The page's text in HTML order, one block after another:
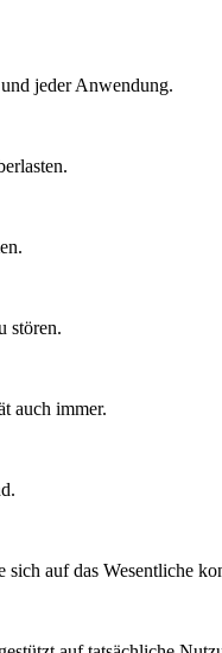
jeder Anwendung.
stören.
auch immer.
auf das Wesentliche